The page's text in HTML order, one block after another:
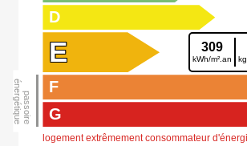
D
309
kWh/m².an
E
F
G
logement extrêmement consommateur